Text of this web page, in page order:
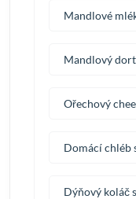
Mandlové
Mandlový dort
Ořechový
Domácí chléb
Dýňový koláč